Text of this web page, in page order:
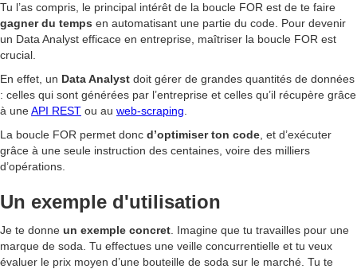
Tu l’as compris, le principal intérêt de la boucle FOR est de te faire
gagner du temps en automatisant une partie du code. Pour devenir
un Data Analyst efficace en entreprise, maîtriser la boucle FOR est
crucial.
En effet, un Data Analyst doit gérer de grandes quantités de données
: celles qui sont générées par l’entreprise et celles qu’il récupère grâce
à uneAPI REST ou au web-scraping
La boucle FOR permet donc d’optimiser ton code , et d’exécuter
grâce à une seule instruction des centaines, voire des milliers
d’opérations.
Un exemple d'utilisation
Je te donne un exemple concret . Imagine que tu travailles pour une
marque de soda. Tu effectues une veille concurrentielle et tu veux
évaluer le prix moyen d’une bouteille de soda sur le marché. Tu te